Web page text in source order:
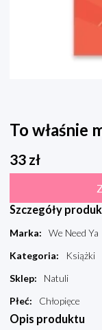
To właśnie
33 zł
Szczegóły
Marka:
We Need Ya
Kategoria:
Książki
Sklep:
Natuli
Płeć: Chłopięce
Opis produktu